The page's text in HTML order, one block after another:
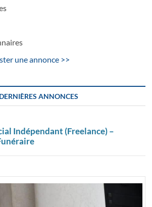
une annonce >>
DERNIÈRES ANNONCES
Indépendant (Freelance) –